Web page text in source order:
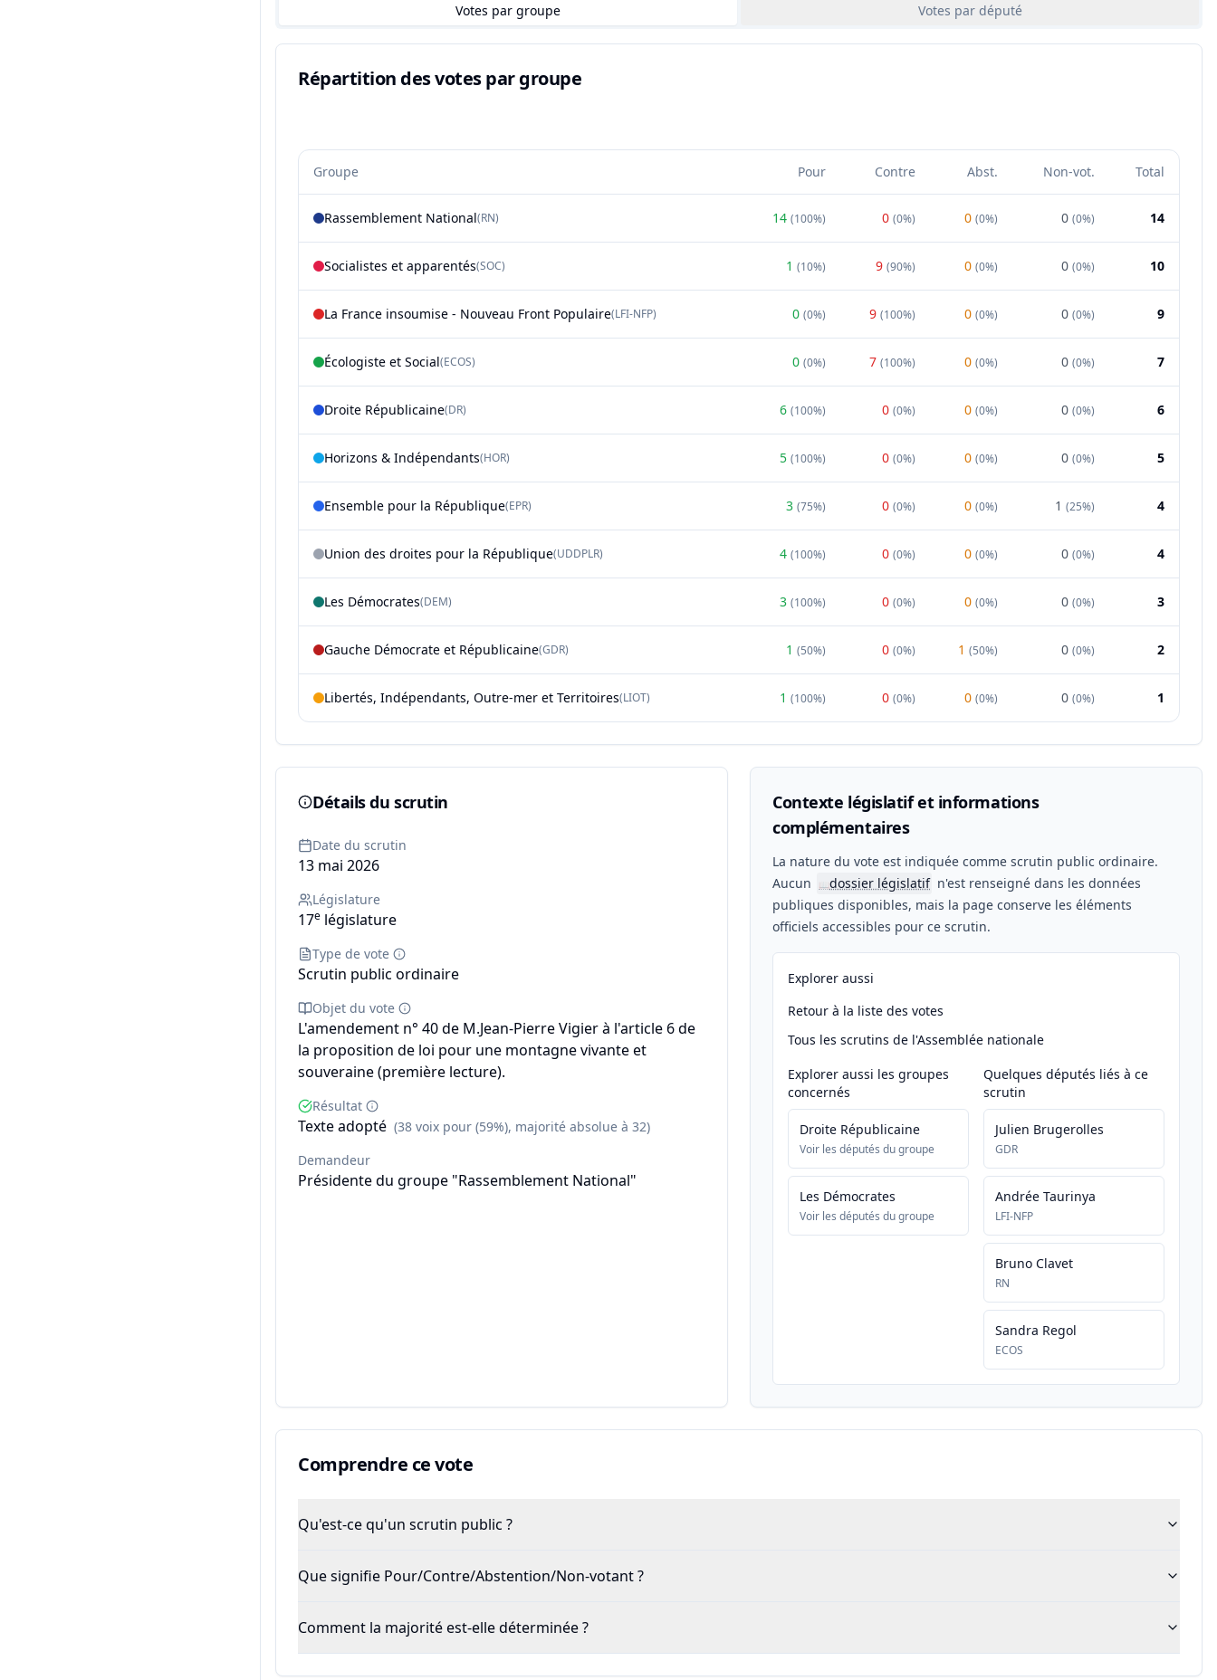
Votes par groupe Votes par député
Répartition des votes par groupe
Groupe Pour Contre Abst. Non-vot. Total
Rassemblement National(RN) 14 (100%) 0 (0%) 0 (0%) 0 (0%) 14
Socialistes et apparentés(SOC) 1 (10%) 9 (90%) 0 (0%) 0 (0%) 10
La France insoumise - Nouveau Front Populaire(LFI-NFP) 0 (0%) 9 (100%) 0 (0%) 0 (0%) 9
Écologiste et Social(ECOS) 0 (0%) 7 (100%) 0 (0%) 0 (0%) 7
Droite Républicaine(DR) 6 (100%) 0 (0%) 0 (0%) 0 (0%) 6
Horizons & Indépendants(HOR) 5 (100%) 0 (0%) 0 (0%) 0 (0%) 5
Ensemble pour la République(EPR) 3 (75%) 0 (0%) 0 (0%) 1 (25%) 4
Union des droites pour la République(UDDPLR) 4 (100%) 0 (0%) 0 (0%) 0 (0%) 4
Les Démocrates(DEM) 3 (100%) 0 (0%) 0 (0%) 0 (0%) 3
Gauche Démocrate et Républicaine(GDR) 1 (50%) 0 (0%) 1 (50%) 0 (0%) 2
Libertés, Indépendants, Outre-mer et Territoires(LIOT) 1 (100%) 0 (0%) 0 (0%) 0 (0%) 1
Détails du scrutin
Date du scrutin
13 mai 2026
Législature
17e législature
Type de vote
Scrutin public ordinaire
Objet du vote
L'amendement n° 40 de M.Jean-Pierre Vigier à l'article 6 de
la proposition de loi pour une montagne vivante et
souveraine (première lecture).
Résultat
Texte adopté (38 voix pour (59%), majorité absolue à 32)
Demandeur
Présidente du groupe "Rassemblement National"
Contexte législatif et informations
complémentaires
La nature du vote est indiquée comme scrutin public ordinaire.
Aucun
📖dossier législatif n'est renseigné dans les données
publiques disponibles, mais la page conserve les éléments
officiels accessibles pour ce scrutin.
Explorer aussi
Retour à la liste des votes
Tous les scrutins de l'Assemblée nationale
Explorer aussi les groupes
concernés
Droite Républicaine
Voir les députés du groupe
Les Démocrates
Voir les députés du groupe
Quelques députés liés à ce
scrutin
Julien Brugerolles
GDR
Andrée Taurinya
LFI-NFP
Bruno Clavet
RN
Sandra Regol
ECOS
Comprendre ce vote
Qu'est-ce qu'un scrutin public ?
Que signifie Pour/Contre/Abstention/Non-votant ?
Comment la majorité est-elle déterminée ?